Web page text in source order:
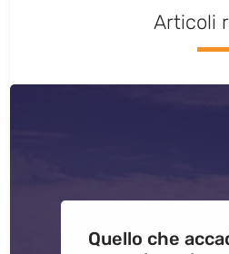
Articoli
Quello che